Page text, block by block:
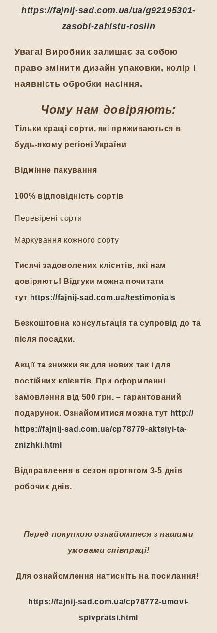
https://fajnij-sad.com.ua/ua/g92195301-
zasobi-zahistu-roslin
Увага! Виробник залишає за собою
право змінити дизайн упаковки, колір і
наявність обробки насіння.
Чому нам довіряють:
Тільки кращі сорти, які приживаються в
будь-якому регіоні України
Відмінне пакування
100% відповідність сортів
Перевірені сорти
Маркування кожного сорту
Тисячі задоволених клієнтів, які нам
довіряють! Відгуки можна почитати
тут https://fajnij-sad.com.ua/testimonials
Безкоштовна консультація та супровід до та
після посадки.
Акції та знижки як для нових так і для
постійних клієнтів. При оформленні
замовлення від 500 грн. – гарантований
подарунок. Ознайомитися можна тут http://
https://fajnij-sad.com.ua/cp78779-aktsiyi-ta-
znizhki.html
Відправлення в сезон протягом 3-5 днів
робочих днів.
Перед покупкою ознайомтеся з нашими
умовами співпраці!
Для ознайомлення натисніть на посилання!
https://fajnij-sad.com.ua/cp78772-umovi-
spivpratsi.html